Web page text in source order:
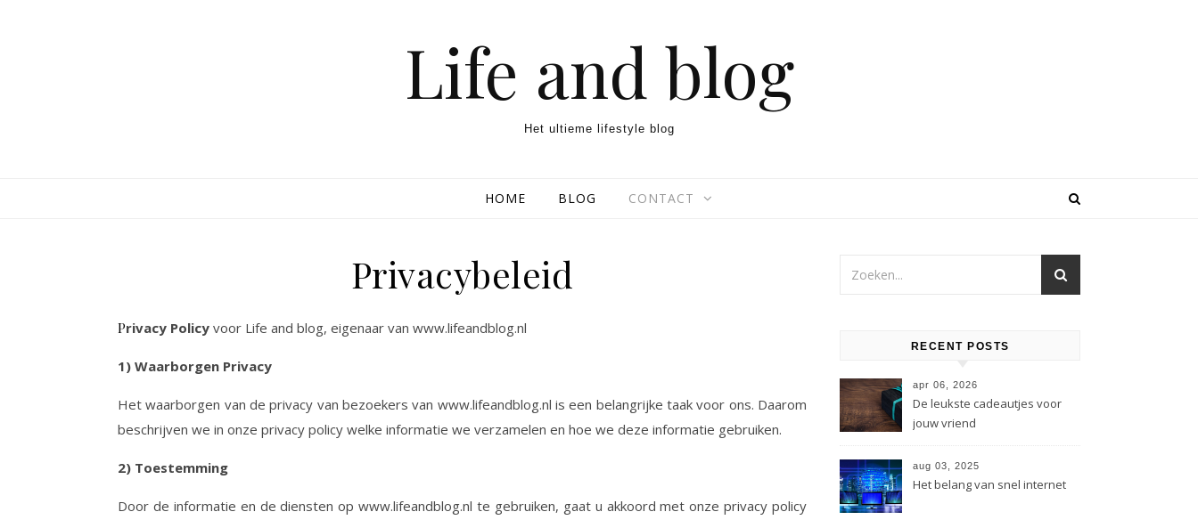
Life and blog
Het ultieme lifestyle blog
HOME BLOG CONTACT
Privacybeleid
Privacy Policy voor Life and blog, eigenaar van www.lifeandblog.nl
1) Waarborgen Privacy
Het waarborgen van de privacy van bezoekers van www.lifeandblog.nl is een belangrijke taak voor ons. Daarom
beschrijven we in onze privacy policy welke informatie we verzamelen en hoe we deze informatie gebruiken.
2) Toestemming
Door de informatie en de diensten op www.lifeandblog.nl te gebruiken, gaat u akkoord met onze privacy policy
RECENT POSTS
apr 06, 2026
De leukste cadeautjes voor
jouw vriend
aug 03, 2025
Het belang van snel internet